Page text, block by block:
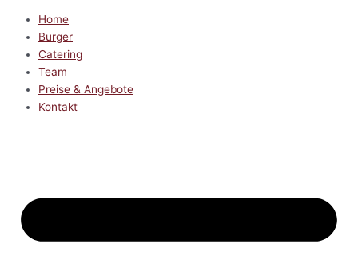
Home
Burger
Catering
Team
Preise & Angebote
Kontakt